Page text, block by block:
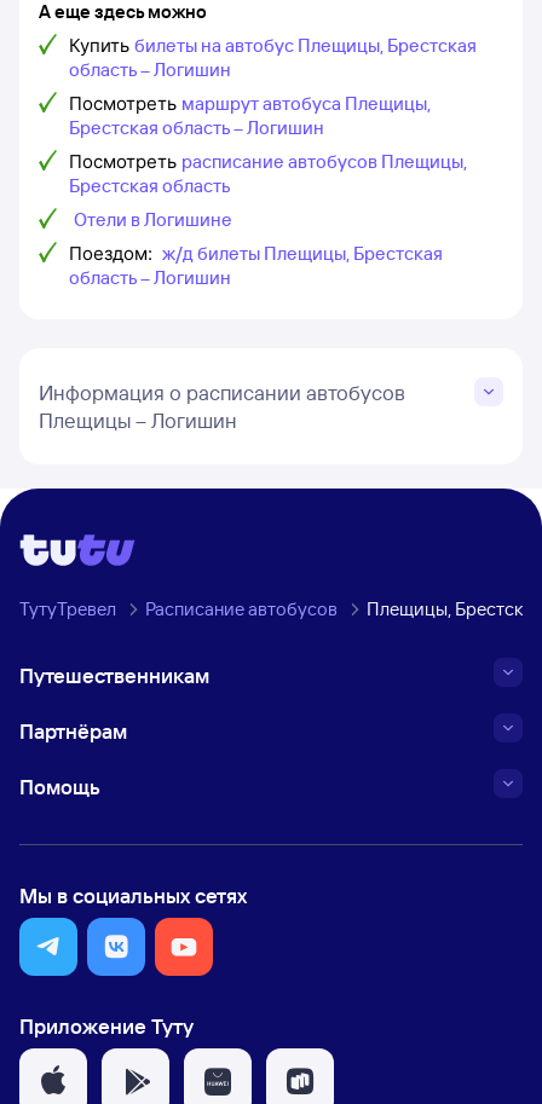
А еще здесь можно
Купить билеты на автобус Плещицы, Брестская
область – Логишин
Посмотреть маршрут автобуса Плещицы,
Брестская область – Логишин
Посмотреть расписание автобусов Плещицы,
Брестская область
Отели в Логишине
Поездом: ж/д билеты Плещицы, Брестская
область – Логишин
Информация о расписании автобусов
Плещицы – Логишин
ТутуТревел Расписание автобусов Плещицы,
Путешественникам
Партнёрам
Помощь
Мы в социальных сетях
Приложение Туту